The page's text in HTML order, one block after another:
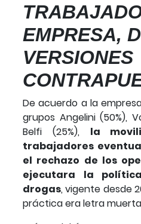
EMPRESA,
VERSIONES
De acuerdo a la
grupos Angelini (50%),
Belfi (25%), la
trabajadores
el rechazo de los
ejecutara la
drogas, vigente desde
práctica era letra